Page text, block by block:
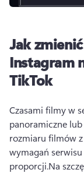
Jak
Instagram
TikTok
Czasami filmy w
panoramiczne
rozmiaru filmów
wymagań serwisu
proporcji.Na